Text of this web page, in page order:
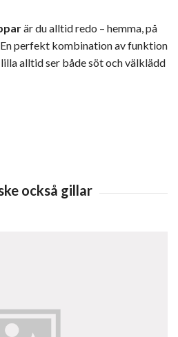
är du alltid redo – hemma, på
perfekt kombination av funktion
alltid ser både söt och välklädd